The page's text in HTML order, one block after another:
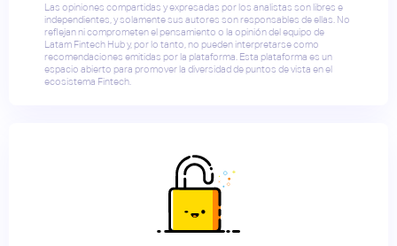
Las opiniones compartidas y expresadas por los analistas son libres e
independientes, y solamente sus autores son responsables de ellas. No
reflejan ni comprometen el pensamiento o la opinión del equipo de
Latam Fintech Hub y, por lo tanto, no pueden interpretarse como
recomendaciones emitidas por la plataforma. Esta plataforma es un
espacio abierto para promover la diversidad de puntos de vista en el
ecosistema Fintech.